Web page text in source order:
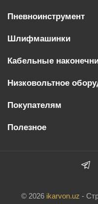
Пневноинструмент
Шлифмашинки
Кабельные
Низковольтное
Покупателям
Полезное
© 2026 ikarvon.uz -